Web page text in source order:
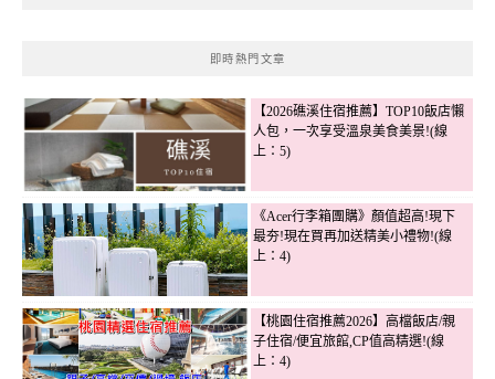
即時熱門文章
【2026礁溪住宿推薦】TOP10飯店懶
人包，一次享受溫泉美食美景!(線
上：5)
《Acer行李箱團購》顏值超高!現下
最夯!現在買再加送精美小禮物!(線
上：4)
【桃園住宿推薦2026】高檔飯店/親
子住宿/便宜旅館,CP值高精選!(線
上：4)